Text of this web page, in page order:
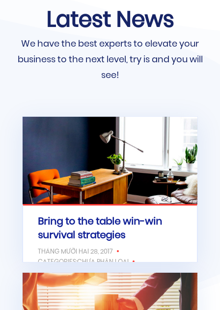
Latest News
We have the best experts to elevate your
business to the next level, try is and you will
see!
Bring to the table win-win
survival strategies
THÁNG MƯỜI HAI 28, 2017
CATEGORIES:CHƯA PHÂN LOẠI
Lorem ipsum dolor sit amet,
consectetur adipiscing elit. Quod non
faceret, si in voluptate summum…